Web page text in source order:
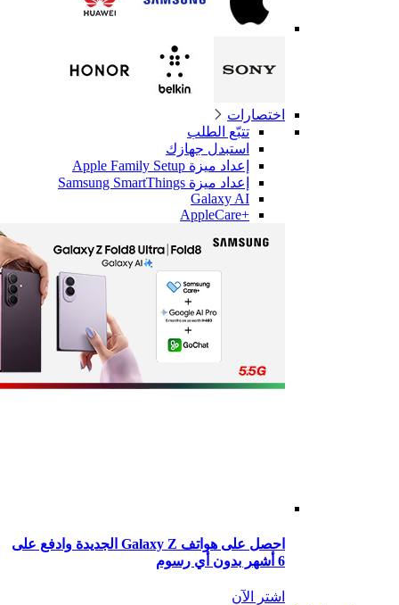
اختصارات
تتبّع الطلب
استبدل جهازك
إعداد ميزة Apple Family Setup
إعداد ميزة Samsung SmartThings
Galaxy AI
احصل على هواتف Galaxy Z الجديدة وادفع على